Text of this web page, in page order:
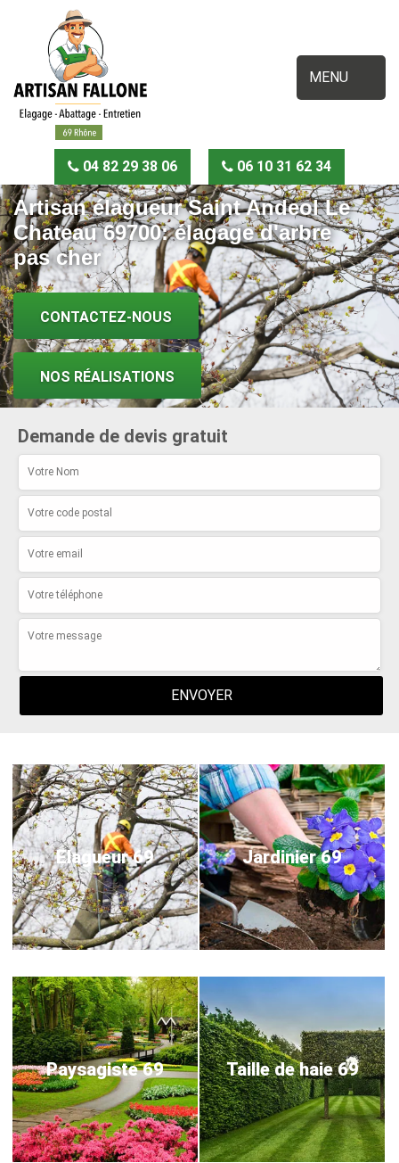
MENU
04 82 29 38 06 06 10 31 62 34
Artisan élagueur Saint Andeol Le
Chateau 69700: élagage d'arbre
pas cher
CONTACTEZ-NOUS
NOS RÉALISATIONS
Demande de devis gratuit
Elagueur 69 Jardinier 69
Paysagiste 69 Taille de haie 69